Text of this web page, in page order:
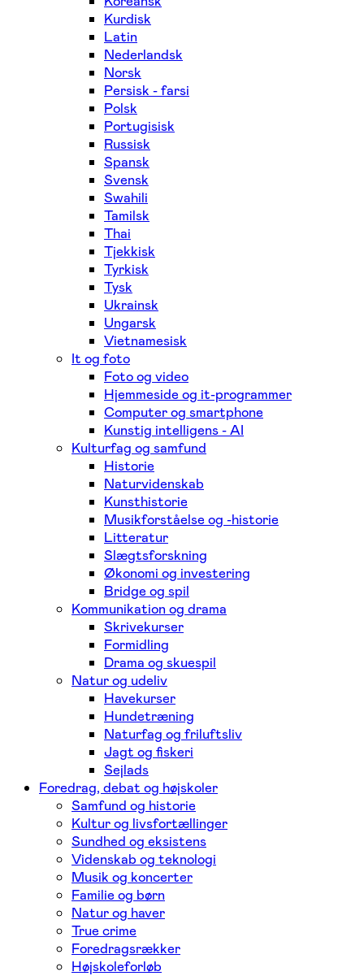
Kurdisk
Latin
Nederlandsk
Norsk
Persisk - farsi
Polsk
Portugisisk
Russisk
Spansk
Svensk
Swahili
Tamilsk
Thai
Tjekkisk
Tyrkisk
Tysk
Ukrainsk
Ungarsk
Vietnamesisk
It og foto
Foto og video
Hjemmeside og it-programmer
Computer og smartphone
Kunstig intelligens - AI
Kulturfag og samfund
Historie
Naturvidenskab
Kunsthistorie
Musikforståelse og -historie
Litteratur
Slægtsforskning
Økonomi og investering
Bridge og spil
Kommunikation og drama
Skrivekurser
Formidling
Drama og skuespil
Natur og udeliv
Havekurser
Hundetræning
Naturfag og friluftsliv
Jagt og fiskeri
Sejlads
Foredrag, debat og højskoler
Samfund og historie
Kultur og livsfortællinger
Sundhed og eksistens
Videnskab og teknologi
Musik og koncerter
Familie og børn
Natur og haver
True crime
Foredragsrækker
Højskoleforløb